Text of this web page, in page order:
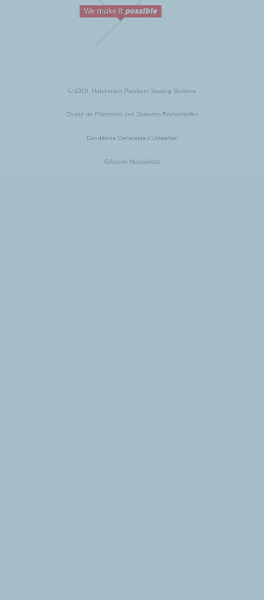
© 2026 Hutchinson Precision Sealing Systems
Charte de Protection des Données Personnelles
Conditions Générales d’Utilisation
Création Mediapilote